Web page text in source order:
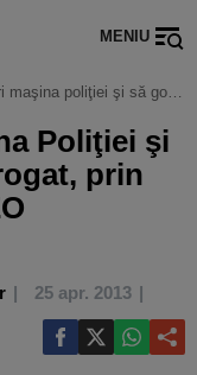
MENIU
şi să goneşti cu ea, drogat, prin oraş? video
Poliţiei şi
prin
25 apr. 2013